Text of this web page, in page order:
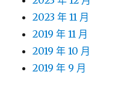
2023 年 11 月
2019 年 11 月
2019 年 10 月
2019 年 9 月